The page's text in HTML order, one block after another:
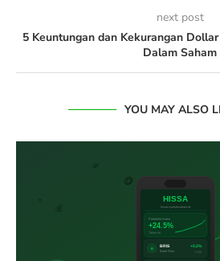
next post
5 Keuntungan dan Kekurangan
Dalam Saham
YOU MAY ALSO